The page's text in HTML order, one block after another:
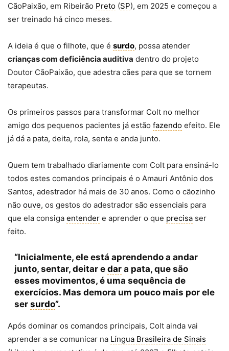
CãoPaixão, em Ribeirão Preto (SP), em 2025 e começou a
ser treinado há cinco meses.
A ideia é que o filhote, que é surdo, possa atender
crianças com deficiência auditiva dentro do projeto
Doutor CãoPaixão, que adestra cães para que se tornem
terapeutas.
Os primeiros passos para transformar Colt no melhor
amigo dos pequenos pacientes já estão fazendo efeito. Ele
já dá a pata, deita, rola, senta e anda junto.
Quem tem trabalhado diariamente com Colt para ensiná-lo
todos estes comandos principais é o Amauri Antônio dos
Santos, adestrador há mais de 30 anos. Como o cãozinho
não ouve, os gestos do adestrador são essenciais para
que ela consiga entender e aprender o que precisa ser
feito.
“Inicialmente, ele está aprendendo a andar
junto, sentar, deitar e dara pata, que são
esses movimentos, é uma sequência de
exercícios. Mas demora um pouco mais por ele
ser surdo”.
Após dominar os comandos principais, Colt ainda vai
aprender a se comunicar na Língua Brasileira de Sinais